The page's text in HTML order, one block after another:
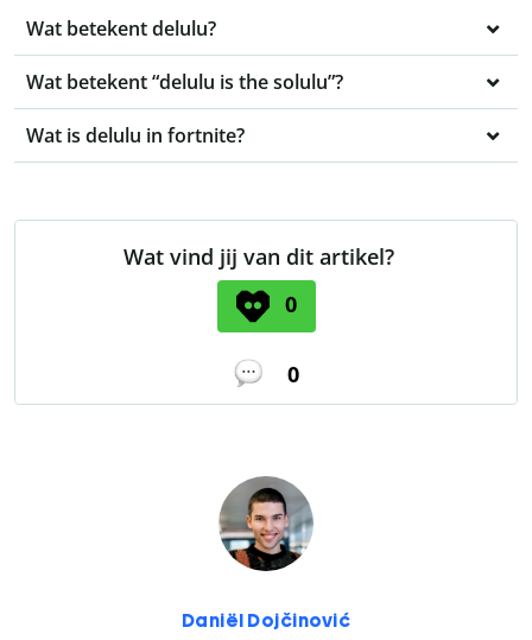
Wat betekent delulu?
Wat betekent “delulu is the solulu”?
Wat is delulu in fortnite?
Wat vind jij van dit artikel?
0
0
Daniël Dojčinović